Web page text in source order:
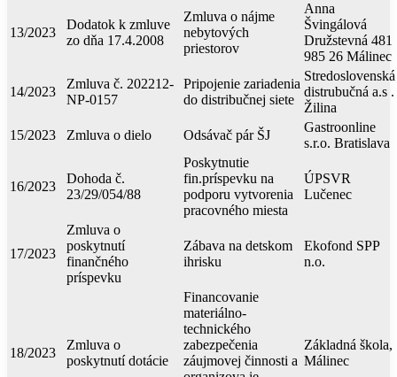
13/2023
Dodatok k zmluve
zo dňa 17.4.2008
Zmluva o nájme
nebytových
priestorov
Anna
Švingálová
Družstevná 481
985 26 Málinec
14/2023
Zmluva č. 202212-
NP-0157
Pripojenie zariadenia
do distribučnej siete
Stredoslovenská
distrubučná a.s .
Žilina
15/2023
Zmluva o dielo Odsávač pár ŠJ
Gastroonline
s.r.o. Bratislava
16/2023
Dohoda č.
23/29/054/88
Poskytnutie
fin.príspevku na
podporu vytvorenia
pracovného miesta
ÚPSVR
Lučenec
17/2023
Zmluva o
poskytnutí
finančného
príspevku
Zábava na detskom
ihrisku
Ekofond SPP
n.o.
18/2023
Zmluva o
poskytnutí dotácie
Financovanie
materiálno-
technického
zabezpečenia
záujmovej činnosti a
Základná škola,
Málinec